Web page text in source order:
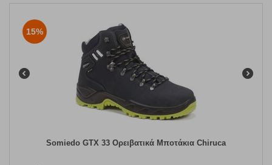
15%
Somiedo GTX 33 Oρειβατικά Μποτάκια Chiruca